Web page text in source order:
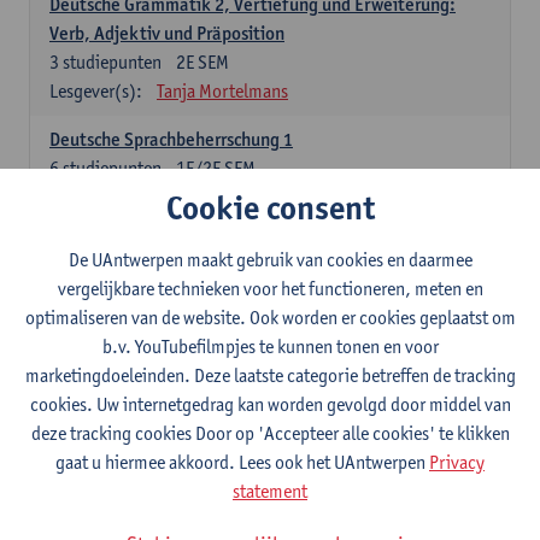
Verb, Adjektiv und Präposition
2E SEM
3 studiepunten
Lesgever(s):
Tanja Mortelmans
Deutsche Sprachbeherrschung 1
1E/2E SEM
6studiepunten
Tanja Mortelmans Alex Haider
Raum
1E/2E SEM
6 studiepunten
Lesgever(s):
Carola Strobl Alex Haider
Engels: verplichte opleidingsonderdelen
Advanced English Grammar for English Language
Professionals
1E/2E SEM
Lesgever(s):
Jim Ureel
Cookie consent
De UAntwerpen maakt gebruik van cookies en daarmee
vergelijkbare technieken voor het functioneren, meten en
optimaliseren van de website. Ook worden er cookies geplaatst om
b.v. YouTubefilmpjes te kunnen tonen en voor
marketingdoeleinden. Deze laatste categorie betreffen de tracking
cookies. Uw internetgedrag kan worden gevolgd door middel van
deze tracking cookies Door op 'Accepteer alle cookies' te klikken
gaat u hiermee akkoord. Lees ook het UAntwerpen Privacy
statement